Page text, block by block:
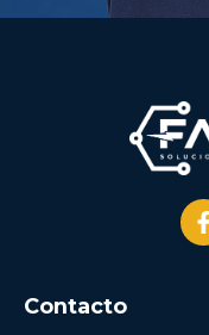
Contacto